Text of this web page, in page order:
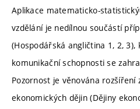
Aplikace matematicko-
vzdělání je nedílnou součástí
(Hospodářská angličtina 1, 2,
komunikační schopnosti se
Pozornost je věnována rozšíření
ekonomických dějin (Dějiny